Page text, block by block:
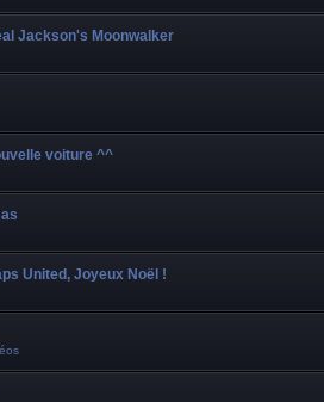
Jackson's Moonwalker
voiture ^^
United, Joyeux Noël !